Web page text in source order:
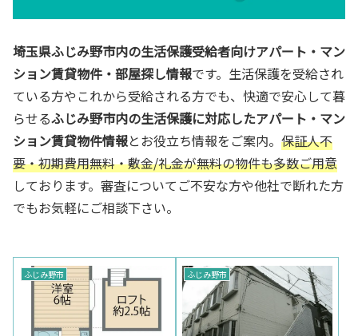
埼玉県ふじみ野市内の生活保護受給者向けアパート・マン
ション賃貸物件・部屋探し情報です。生活保護を受給され
ている方やこれから受給される方でも、快適で安心して暮
らせるふじみ野市内の生活保護に対応したアパート・マン
ション賃貸物件情報とお役立ち情報をご案内。 保証人不
要・初期費用無料・敷金/礼金が無料の物件も多数ご用意
しております。審査についてご不安な方や他社で断れた方
でもお気軽にご相談下さい。
ふじみ野市 ふじみ野市